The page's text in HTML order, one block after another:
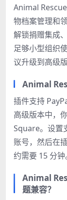
Animal
物档案管理和
解锁捐赠集成
足够小型组织
议升级到高级版
Animal
插件支持
高级版本中，
Square。设置
账号，然后在
约需要 15 分钟
Animal
题兼容？